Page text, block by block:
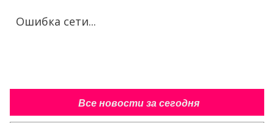
Ошибка сети...
Все новости за сегодня